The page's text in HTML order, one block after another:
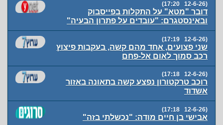
(12-6-26 17:20)
דובר "מטא" על התקלות בפייסבוק
ובאינסטגרם: "עובדים על פתרון הבעיה"
(12-6-26 17:19)
שני פצועים, אחד מהם קשה, בעקבות פיצוץ
רכב סמוך לאום אל-פחם
(12-6-26 17:18)
רוכב טרקטורון נפצע קשה בתאונה באזור
אשדוד
(12-6-26 17:18)
אבישי בן חיים מודה: "נכשלתי בזה"